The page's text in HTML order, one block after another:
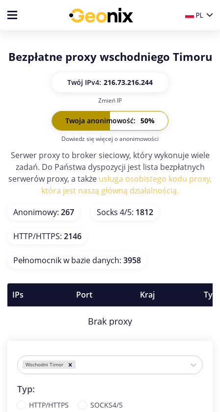
PL
Bezpłatne proxy wschodniego Timoru
Twój IPv4: 216.73.216.244
Twój IPv6:
Zmień IP
Twoja anonimowość: 50%
Dowiedz się więcej o anonimowości
Serwer proxy to broker sieciowy, który wykonuje wiele
zadań. Do Państwa dyspozycji jest lista bezpłatnych
serwerów proxy, a także usługa osobistego kodu proxy,
która jest naszą główną działalnością.
Anonimowy: 267 Socks 4/5: 1812
HTTP/HTTPS: 2146
Pełnomocnik w bazie danych: 3958
IPs Port Kraj Typ
Brak proxy
Wschodni Timor
Typ:
HTTP/HTTPS SOCKS4/5